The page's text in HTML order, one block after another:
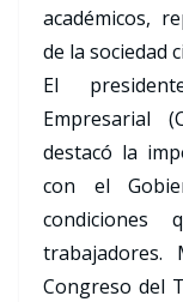
académicos,
de la sociedad
El
Empresarial
destacó la
con el
trabajadores.
Congreso del